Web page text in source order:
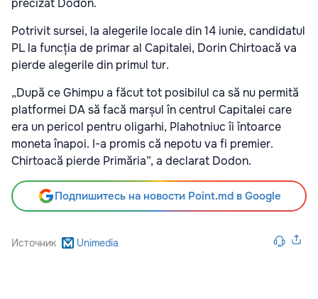
Potrivit sursei, la alegerile locale din 14 iunie, candidatul
PL la funcția de primar al Capitalei, Dorin Chirtoacă va
pierde alegerile din primul tur.
„După ce Ghimpu a făcut tot posibilul ca să nu permită
platformei DA să facă marșul în centrul Capitalei care
era un pericol pentru oligarhi, Plahotniuc îi întoarce
moneta înapoi. I-a promis că nepotu va fi premier.
Chirtoacă pierde Primăria”, a declarat Dodon.
Подпишитесь на новости Point.md в Google
Источник Unimedia